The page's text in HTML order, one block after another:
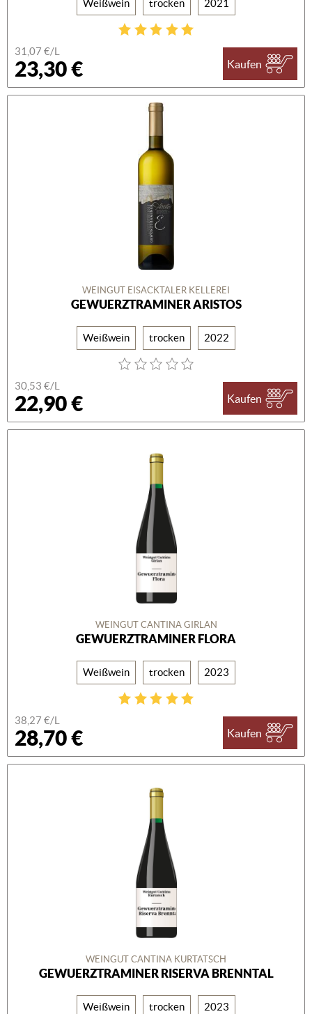
Weißwein trocken 2021
31,07 €/L
23,30 € Kaufen
WEINGUT EISACKTALER KELLEREI
GEWUERZTRAMINER ARISTOS
Weißwein trocken 2022
30,53 €/L
22,90 € Kaufen
WEINGUT CANTINA GIRLAN
GEWUERZTRAMINER FLORA
Weißwein trocken 2023
38,27 €/L
28,70 € Kaufen
WEINGUT CANTINA KURTATSCH
GEWUERZTRAMINER RISERVA BRENNTAL
Weißwein trocken 2023